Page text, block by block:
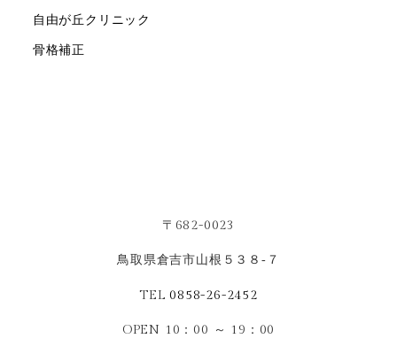
自由が丘クリニック
骨格補正
〒682-0023
鳥取県倉吉市山根５３８‐７
TEL0858-26-2452
OPEN 10：00 ～ 19：00